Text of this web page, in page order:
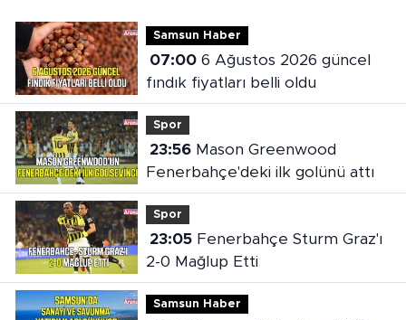
Samsun Haber
07:006 Ağustos 2026 güncel
fındık fiyatları belli oldu
Spor
23:56Mason Greenwood
Fenerbahçe'deki ilk golünü attı
Spor
23:05Fenerbahçe Sturm Graz'ı
2-0 Mağlup Etti
Samsun Haber